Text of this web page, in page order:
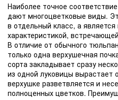
Наиболее точное
дают многоцветковые виды.
в отдельный класс, а
характеристикой,
В отличие от обычного
только одна верхушечная
сорта закладывает сразу
из одной луковицы вырастает
верхушке разветвляется и
полноценных цветков.